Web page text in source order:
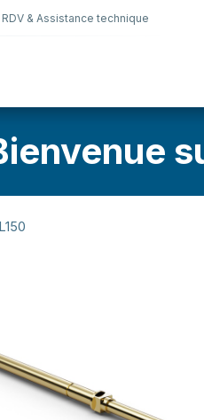
RDV & Assistance technique